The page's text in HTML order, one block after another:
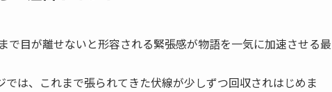
で目が離せないと形容される緊張感が物語を一気に加速させる最
は、これまで張られてきた伏線が少しずつ回収されはじめま